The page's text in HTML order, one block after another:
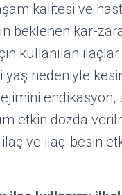
kalitesi ve
beklenen kar-
kullanılan
yaş nedeniyle
etkin dozda
ve ilaç-besin